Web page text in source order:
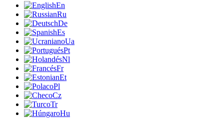
En
Ru
De
Es
Ua
Pt
Nl
Fr
Et
Pl
Cz
Tr
Hu